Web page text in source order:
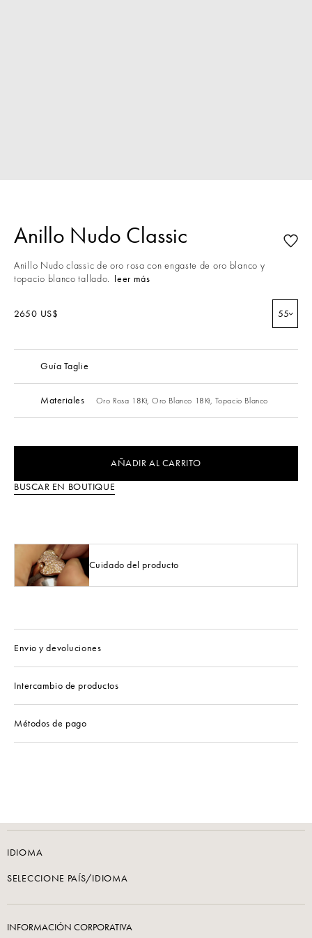
Anillo Nudo Classic
Anillo Nudo classic de oro rosa con engaste de oro blanco y
topacio blanco tallado. leer más
2650 US$ 55
Guía Taglie
Materiales Oro Rosa 18Kt, Oro Blanco 18Kt, Topacio Blanco
AÑADIR AL CARRITO
BUSCAR EN BOUTIQUE
Cuidado del producto
Envio y devoluciones
Intercambio de productos
Métodos de pago
IDIOMA
SELECCIONE PAÍS/IDIOMA
INFORMACIÓN CORPORATIVA